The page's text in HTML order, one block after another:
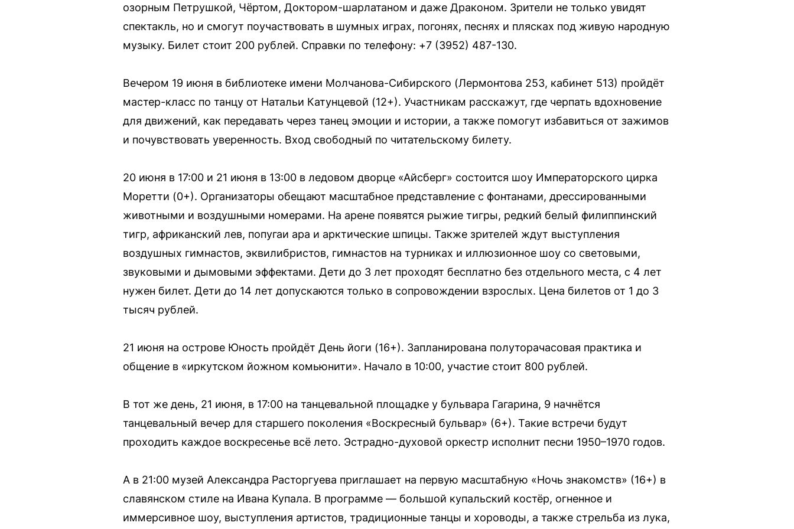
озорным Петрушкой, Чёртом, Доктором-шарлатаном и даже Драконом. Зрители не только увидят
спектакль, но и смогут поучаствовать в шумных играх, погонях, песнях и плясках под живую народную
музыку. Билет стоит 200 рублей. Справки по телефону: +7 (3952) 487-130.
Вечером 19 июня в библиотеке имени Молчанова-Сибирского (Лермонтова 253, кабинет 513) пройдёт
мастер-класс по танцу от Натальи Катунцевой (12+). Участникам расскажут, где черпать вдохновение
для движений, как передавать через танец эмоции и истории, а также помогут избавиться от зажимов
и почувствовать уверенность. Вход свободный по читательскому билету.
20 июня в 17:00 и 21 июня в 13:00 в ледовом дворце «Айсберг» состоится шоу Императорского цирка
Моретти (0+). Организаторы обещают масштабное представление с фонтанами, дрессированными
животными и воздушными номерами. На арене появятся рыжие тигры, редкий белый филиппинский
тигр, африканский лев, попугаи ара и арктические шпицы. Также зрителей ждут выступления
воздушных гимнастов, эквилибристов, гимнастов на турниках и иллюзионное шоу со световыми,
звуковыми и дымовыми эффектами. Дети до 3 лет проходят бесплатно без отдельного места, с 4 лет
нужен билет. Дети до 14 лет допускаются только в сопровождении взрослых. Цена билетов от 1 до 3
тысяч рублей.
21 июня на острове Юность пройдёт День йоги (16+). Запланирована полуторачасовая практика и
общение в «иркутском йожном комьюнити». Начало в 10:00, участие стоит 800 рублей.
В тот же день, 21 июня, в 17:00 на танцевальной площадке у бульвара Гагарина, 9 начнётся
танцевальный вечер для старшего поколения «Воскресный бульвар» (6+). Такие встречи будут
проходить каждое воскресенье всё лето. Эстрадно-духовой оркестр исполнит песни 1950–1970 годов.
А в 21:00 музей Александра Расторгуева приглашает на первую масштабную «Ночь знакомств» (16+) в
славянском стиле на Ивана Купала. В программе — большой купальский костёр, огненное и
иммерсивное шоу, выступления артистов, традиционные танцы и хороводы, а также стрельба из лука,